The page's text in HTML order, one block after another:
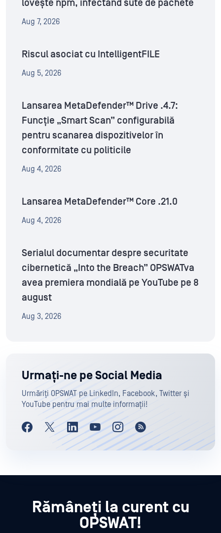
lovește npm, infectând sute de pachete
Aug 7, 2026
Riscul asociat cu IntelligentFILE
Aug 5, 2026
Lansarea MetaDefender™ Drive .4.7:
Funcție „Smart Scan” configurabilă
pentru scanarea dispozitivelor în
conformitate cu politicile
Aug 4, 2026
Lansarea MetaDefender™ Core .21.0
Aug 4, 2026
Serialul documentar despre securitate
cibernetică „Into the Breach” OPSWATva
avea premiera mondială pe YouTube pe 8
august
Aug 3, 2026
Urmați-ne pe Social Media
Urmăriți OPSWAT pe LinkedIn, Facebook, Twitter și
YouTube pentru mai multe informații!
Rămâneți la curent cu
OPSWAT!